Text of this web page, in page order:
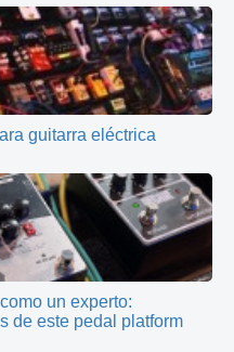
guitarra eléctrica
un experto:
de este pedal platform